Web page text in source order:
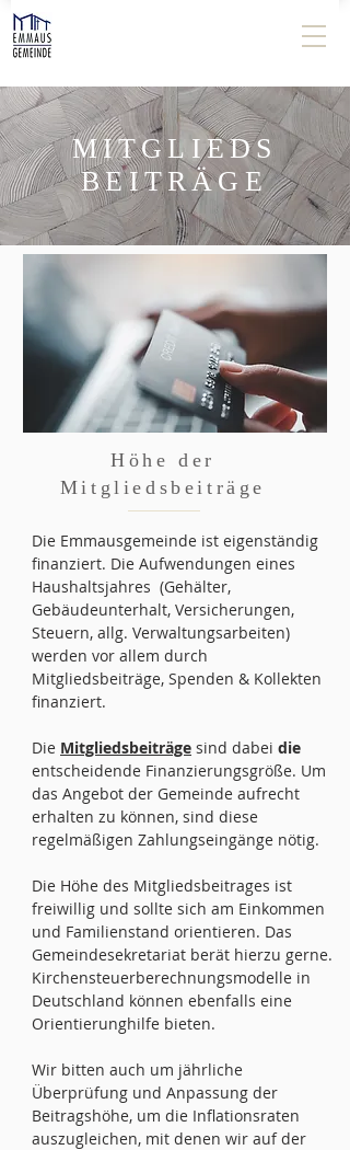
MITGLIEDS
BEITRÄGE
Höhe der
Mitgliedsbeiträge
Die Emmausgemeinde ist eigenständig
finanziert. Die Aufwendungen eines
Haushaltsjahres (Gehälter,
Gebäudeunterhalt, Versicherungen,
Steuern, allg. Verwaltungsarbeiten)
werden vor allem durch
Mitgliedsbeiträge, Spenden & Kollekten
finanziert.
Die Mitgliedsbeiträge sind dabei die
entscheidende Finanzierungsgröße. Um
das Angebot der Gemeinde aufrecht
erhalten zu können, sind diese
regelmäßigen Zahlungseingänge nötig.
Die Höhe des Mitgliedsbeitrages ist
freiwillig und sollte sich am Einkommen
und Familienstand orientieren. Das
Gemeindesekretariat berät hierzu gerne.
Kirchensteuerberechnungsmodelle in
Deutschland können ebenfalls eine
Orientierunghilfe bieten.
Wir bitten auch um jährliche
Überprüfung und Anpassung der
Beitragshöhe, um die Inflationsraten
auszugleichen, mit denen wir auf der